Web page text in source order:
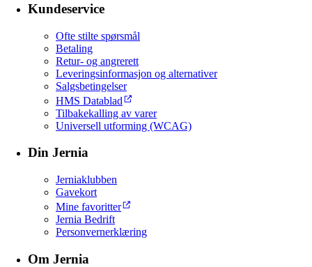
Kundeservice
Ofte stilte spørsmål
Betaling
Retur- og angrerett
Leveringsinformasjon og alternativer
Salgsbetingelser
HMS Datablad
Tilbakekalling av varer
Universell utforming (WCAG)
Din Jernia
Jerniaklubben
Gavekort
Mine favoritter
Jernia Bedrift
Personvernerklæring
Om Jernia